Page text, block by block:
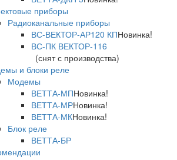
приборы
Радиоканальные приборы
ВС-ВЕКТОР-АР120 КПНовинка!
ВС-ПК ВЕКТОР-116
(снят с производства)
и блоки реле
Модемы
ВЕТТА-МПНовинка!
ВЕТТА-МРНовинка!
ВЕТТА-МКНовинка!
Блок реле
ВЕТТА-БР